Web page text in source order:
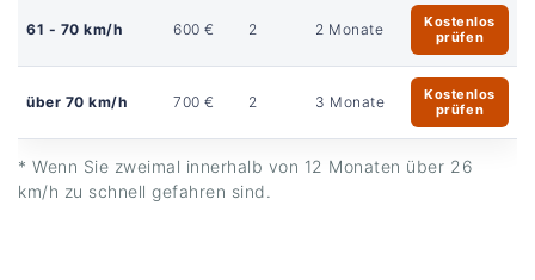
61 - 70 km/h 600 € 2 2 Monate
Kostenlos
prüfen
über 70 km/h 700 € 2 3 Monate
Kostenlos
prüfen
* Wenn Sie zweimal innerhalb von 12 Monaten über 26
km/h zu schnell gefahren sind.